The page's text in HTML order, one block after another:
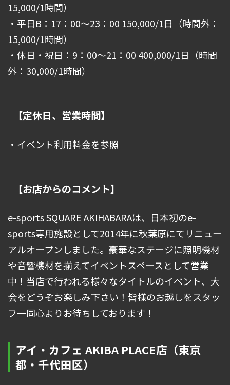
15,000/1時間）
・平日B：17：00～23：00 150,000/1日（時間外：
15,000/1時間）
・休日・祝日：9：00～21：00 400,000/1日（時間
外：30,000/1時間）
【定休日、営業時間】
・イベント利用料金を参照
【お店からのコメント】
e-sports SQUARE AKIHABARAは、日本初のe-
sports専用施設として2014年に秋葉原にてリニュー
アルオープンしました。豪華なステージに照明機材
や音響機材を揃えてイベントスペースとして営業
中！当店で行われる様々なタイトルのイベント、大
会をどうぞお楽しみ下さい！皆様のお越しをスタッ
フ一同心よりお待ちしております！
アイ・カフェ AKIBA PLACE店（東京
都・千代田区）